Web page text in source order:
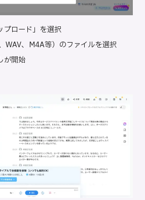
プロード」を選択
WAV、M4A等）のファイルを選択
が開始